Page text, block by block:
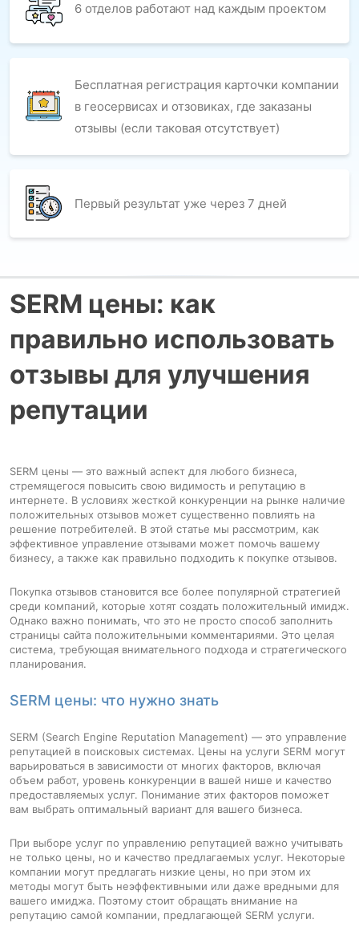
6 отделов работают над каждым проектом
Бесплатная регистрация карточки компании
в геосервисах и отзовиках, где заказаны
отзывы (если таковая отсутствует)
Первый результат уже через 7 дней
SERM цены: как
правильно использовать
отзывы для улучшения
репутации
SERM цены — это важный аспект для любого бизнеса,
стремящегося повысить свою видимость и репутацию в
интернете. В условиях жесткой конкуренции на рынке наличие
положительных отзывов может существенно повлиять на
решение потребителей. В этой статье мы рассмотрим, как
эффективное управление отзывами может помочь вашему
бизнесу, а также как правильно подходить к покупке отзывов.
Покупка отзывов становится все более популярной стратегией
среди компаний, которые хотят создать положительный имидж.
Однако важно понимать, что это не просто способ заполнить
страницы сайта положительными комментариями. Это целая
система, требующая внимательного подхода и стратегического
планирования.
SERM цены: что нужно знать
SERM (Search Engine Reputation Management) — это управление
репутацией в поисковых системах. Цены на услуги SERM могут
варьироваться в зависимости от многих факторов, включая
объем работ, уровень конкуренции в вашей нише и качество
предоставляемых услуг. Понимание этих факторов поможет
вам выбрать оптимальный вариант для вашего бизнеса.
При выборе услуг по управлению репутацией важно учитывать
не только цены, но и качество предлагаемых услуг. Некоторые
компании могут предлагать низкие цены, но при этом их
методы могут быть неэффективными или даже вредными для
вашего имиджа. Поэтому стоит обращать внимание на
репутацию самой компании, предлагающей SERM услуги.